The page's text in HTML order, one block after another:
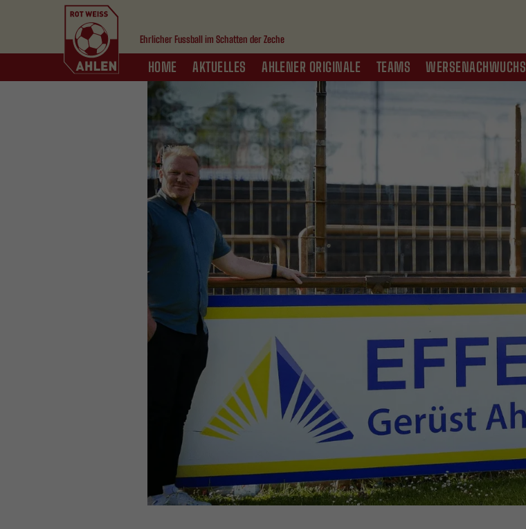
Ehrlicher Fussball im Schatten der Zeche
HOME AKTUELLES AHLENER ORIGINALE TEAMS WERSENACHWUCHS